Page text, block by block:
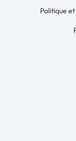
Politique